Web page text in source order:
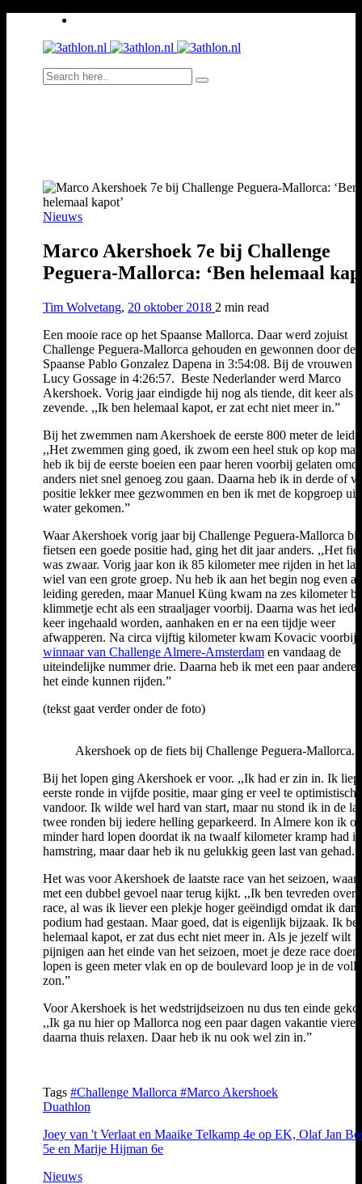
Nieuws
Marco Akershoek 7e bij Challenge
Peguera-Mallorca: ‘Ben helemaal
Tim Wolvetang, 20 oktober 2018 2 min read
Een mooie race op het Spaanse Mallorca. Daar werd zojuist
Challenge Peguera-Mallorca gehouden en gewonnen door de
Spaanse Pablo Gonzalez Dapena in 3:54:08. Bij de vrouwen
Lucy Gossage in 4:26:57. Beste Nederlander werd Marco
Akershoek. Vorig jaar eindigde hij nog als tiende, dit keer als
zevende. ,,Ik ben helemaal kapot, er zat echt niet meer in.”
Bij het zwemmen nam Akershoek de eerste 800 meter de
,,Het zwemmen ging goed, ik zwom een heel stuk op kop
heb ik bij de eerste boeien een paar heren voorbij gelaten
anders niet snel genoeg zou gaan. Daarna heb ik in derde of
positie lekker mee gezwommen en ben ik met de kopgroep uit
water gekomen.”
Waar Akershoek vorig jaar bij Challenge Peguera-Mallorca
fietsen een goede positie had, ging het dit jaar anders. ,,Het
was zwaar. Vorig jaar kon ik 85 kilometer mee rijden in het
wiel van een grote groep. Nu heb ik aan het begin nog even
leiding gereden, maar Manuel Küng kwam na zes kilometer
klimmetje echt als een straaljager voorbij. Daarna was het
keer ingehaald worden, aanhaken en er na een tijdje weer
afwapperen. Na circa vijftig kilometer kwam Kovacic voorbij,
winnaar van Challenge Almere-Amsterdam en vandaag de
uiteindelijke nummer drie. Daarna heb ik met een paar
het einde kunnen rijden.”
(tekst gaat verder onder de foto)
Akershoek op de fiets bij Challenge Peguera-Mallorca.
Bij het lopen ging Akershoek er voor. ,,Ik had er zin in. Ik liep
eerste ronde in vijfde positie, maar ging er veel te optimistisch
vandoor. Ik wilde wel hard van start, maar nu stond ik in de
twee ronden bij iedere helling geparkeerd. In Almere kon ik
minder hard lopen doordat ik na twaalf kilometer kramp had
hamstring, maar daar heb ik nu gelukkig geen last van
Het was voor Akershoek de laatste race van het seizoen, waar
met een dubbel gevoel naar terug kijkt. ,,Ik ben tevreden over
race, al was ik liever een plekje hoger geëindigd omdat ik dan
podium had gestaan. Maar goed, dat is eigenlijk bijzaak. Ik
helemaal kapot, er zat dus echt niet meer in. Als je jezelf wilt
pijnigen aan het einde van het seizoen, moet je deze race
lopen is geen meter vlak en op de boulevard loop je in de volle
zon.”
Voor Akershoek is het wedstrijdseizoen nu dus ten einde
,,Ik ga nu hier op Mallorca nog een paar dagen vakantie
daarna thuis relaxen. Daar heb ik nu ook wel zin in.”
Tags #Challenge Mallorca #Marco Akershoek
Duathlon
Joey van 't Verlaat en Maaike Telkamp 4e op EK, Olaf Jan
5e en Marije Hijman 6e
Nieuws